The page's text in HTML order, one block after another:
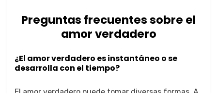
Preguntas frecuentes sobre el
amor verdadero
¿El amor verdadero es instantáneo o se
desarrolla con el tiempo?